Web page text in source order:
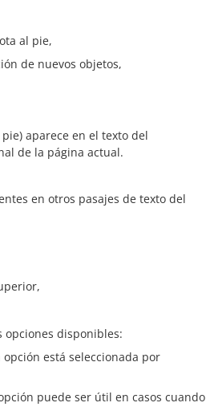
al pie,
de nuevos objetos,
aparece en el texto del
de la página actual.
en otros pasajes de texto del
opciones disponibles:
está seleccionada por
puede ser útil en casos cuando